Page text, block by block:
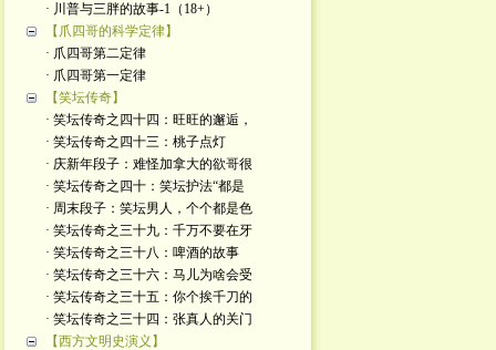
· 川普与三胖的故事-1（18+）
【爪四哥的科学定律】
· 爪四哥第二定律
· 爪四哥第一定律
【笑坛传奇】
· 笑坛传奇之四十四：旺旺的邂逅，
· 笑坛传奇之四十三：桃子点灯
· 庆新年段子：难怪加拿大的欲哥很
· 笑坛传奇之四十：笑坛护法“都是
· 周末段子：笑坛男人，个个都是色
· 笑坛传奇之三十九：千万不要在牙
· 笑坛传奇之三十八：啤酒的故事
· 笑坛传奇之三十六：马儿为啥会受
· 笑坛传奇之三十五：你个挨千刀的
· 笑坛传奇之三十四：张真人的关门
【西方文明史演义】